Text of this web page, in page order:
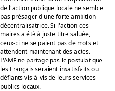
de l'action publique locale ne semble
pas présager d'une forte ambition
décentralisatrice. Si l'action des
maires a été à juste titre saluée,
ceux-ci ne se paient pas de mots et
attendent maintenant des actes.
L'AMF ne partage pas le postulat que
les Français seraient insatisfaits ou
défiants vis-à-vis de leurs services
publics locaux.